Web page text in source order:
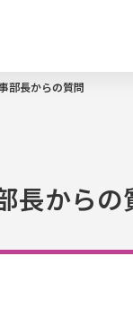
部長からの質問
長からの